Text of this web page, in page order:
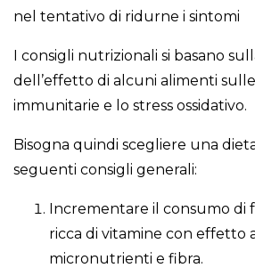
nel tentativo di ridurne i sintomi
I consigli nutrizionali si basano
dell’effetto di alcuni alimenti
immunitarie e lo stress ossidativo.
Bisogna quindi scegliere una
seguenti consigli generali:
Incrementare il consumo di
ricca di vitamine con effetto
micronutrienti e fibra.